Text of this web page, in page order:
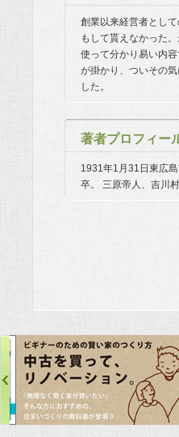
創業以来経営者とし
もして貰えなかった
使って分かり易い内
が掛かり、ついその
した。
著者プロフィー
1931年1月31日東広
卒。 三原帝人、吉川